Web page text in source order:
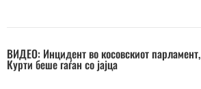
ВИДЕО: Инцидент во косовскиот парламент,
Курти беше гаѓан со јајца